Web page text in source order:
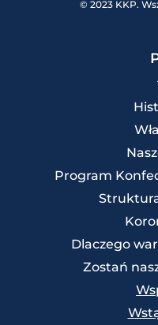
© 2023 KKP.
Program
Dlaczego
Zostań